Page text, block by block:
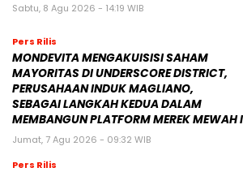
Sabtu, 8 Agu 2026 - 14:19 WIB
Pers Rilis
MONDEVITA MENGAKUISISI SAHAM
MAYORITAS DI UNDERSCORE DISTRICT,
PERUSAHAAN INDUK MAGLIANO,
SEBAGAI LANGKAH KEDUA DALAM
MEMBANGUN PLATFORM MEREK MEWAH
Jumat, 7 Agu 2026 - 09:32 WIB
Pers Rilis